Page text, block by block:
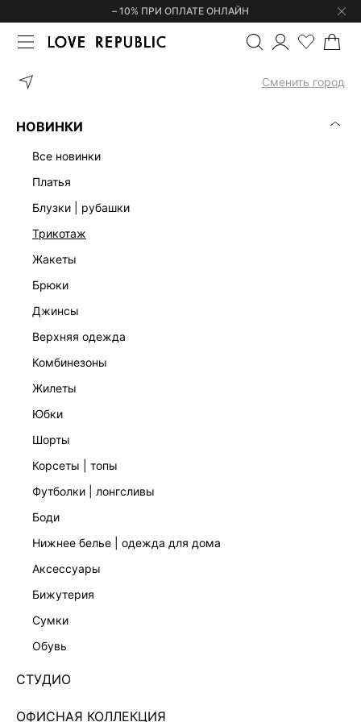
– 10% ПРИ ОПЛАТЕ ОНЛАЙН
Сменить город
НОВИНКИ
все новинки
платья
блузки | рубашки
трикотаж
жакеты
брюки
джинсы
верхняя одежда
комбинезоны
жилеты
юбки
шорты
корсеты | топы
футболки | лонгсливы
боди
нижнее белье | одежда для дома
аксессуары
бижутерия
сумки
обувь
СТУДИО
ОФИСНАЯ КОЛЛЕКЦИЯ
ГЛАВНАЯ РАСКЛЕШЕННЫЕ ДЖИНСЫ СО
ПОСАДКОЙ 6254474706-101
450 ₽x 4 платежа с Подели